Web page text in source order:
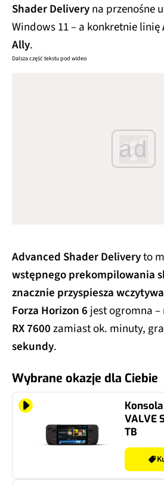
Shader Deliveryna przenośne
Windows 11 – a konkretnie linię
Ally.
Dalsza część tekstu pod wideo
ad
Advanced Shader Deliveryto
wstępnego prekompilowania
znacznie przyspiesza
Forza Horizon 6 jest ogromna –
RX 7600zamiast ok. minuty, gra
sekundy.
Wybrane okazje dla Ciebie
VALVE
TB